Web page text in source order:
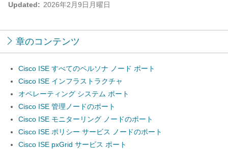
Updated: 2026年2月9日月曜日
章のコンテンツ
Cisco ISE すべてのペルソナ ノード ポート
Cisco ISE インフラストラクチャ
オペレーティング システム ポート
Cisco ISE 管理ノードのポート
Cisco ISE モニターリング ノードのポート
Cisco ISE ポリシー サービス ノードのポート
Cisco ISE pxGrid サービス ポート